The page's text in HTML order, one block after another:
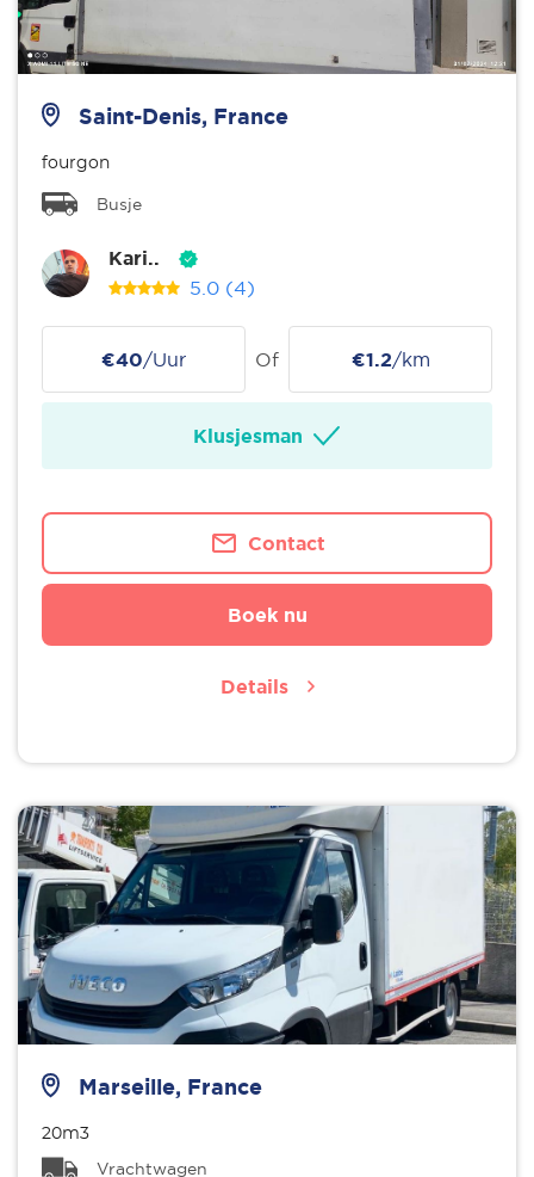
Saint-Denis, France
fourgon
Busje
Kari..
5.0 (4)
€40/Uur Of €1.2/km
Klusjesman
Contact
Boek nu
Details
Marseille, France
20m3
Vrachtwagen